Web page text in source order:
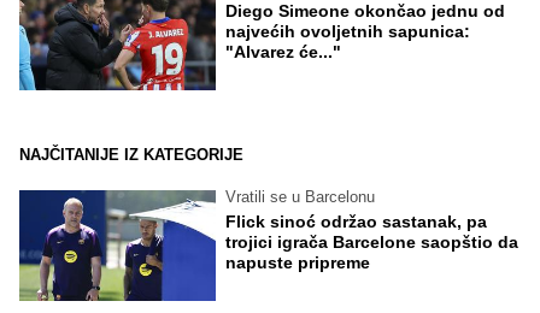
Diego Simeone okončao jednu od
najvećih ovoljetnih sapunica:
"Alvarez će..."
NAJČITANIJE IZ KATEGORIJE
Vratili se u Barcelonu
Flick sinoć održao sastanak, pa
trojici igrača Barcelone saopštio da
napuste pripreme